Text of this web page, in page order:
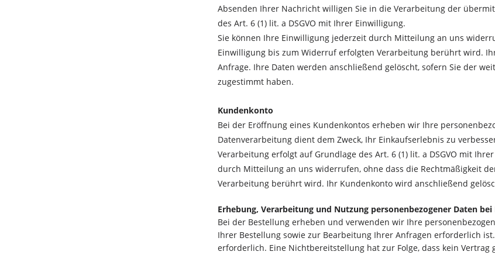
Absenden Ihrer Nachricht willigen Sie in die Verarbeitung der
des Art. 6 (1) lit. a DSGVO mit Ihrer Einwilligung.
Sie können Ihre Einwilligung jederzeit durch Mitteilung an uns
Einwilligung bis zum Widerruf erfolgten Verarbeitung berührt wird.
Anfrage. Ihre Daten werden anschließend gelöscht, sofern Sie der
zugestimmt haben.
Kundenkonto
Bei der Eröffnung eines Kundenkontos erheben wir Ihre
Datenverarbeitung dient dem Zweck, Ihr Einkaufserlebnis zu
Verarbeitung erfolgt auf Grundlage des Art. 6 (1) lit. a DSGVO mit
durch Mitteilung an uns widerrufen, ohne dass die Rechtmäßigkeit
Verarbeitung berührt wird. Ihr Kundenkonto wird anschließend
Erhebung, Verarbeitung und Nutzung personenbezogener Daten bei
Bei der Bestellung erheben und verwenden wir Ihre
Ihrer Bestellung sowie zur Bearbeitung Ihrer Anfragen erforderlich
erforderlich. Eine Nichtbereitstellung hat zur Folge, dass kein